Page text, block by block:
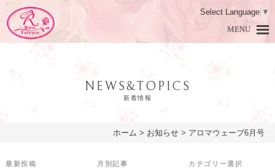
Select Language ▼
MENU
NEWS&TOPICS
新着情報
ホーム > お知らせ > アロマウェーブ6月号
最新投稿 月別記事 カテゴリー選択